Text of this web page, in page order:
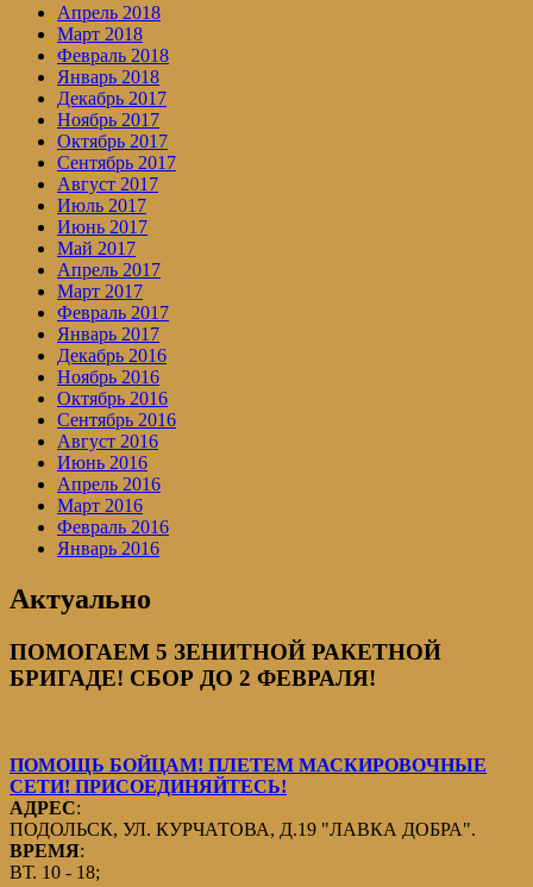
Апрель 2018
Март 2018
Февраль 2018
Январь 2018
Декабрь 2017
Ноябрь 2017
Октябрь 2017
Сентябрь 2017
Август 2017
Июль 2017
Июнь 2017
Май 2017
Апрель 2017
Март 2017
Февраль 2017
Январь 2017
Декабрь 2016
Ноябрь 2016
Октябрь 2016
Сентябрь 2016
Август 2016
Июнь 2016
Апрель 2016
Март 2016
Февраль 2016
Январь 2016
Актуально
ПОМОГАЕМ 5 ЗЕНИТНОЙ РАКЕТНОЙ
БРИГАДЕ! СБОР ДО 2 ФЕВРАЛЯ!
ПОМОЩЬ БОЙЦАМ! ПЛЕТЕМ МАСКИРОВОЧНЫЕ
СЕТИ! ПРИСОЕДИНЯЙТЕСЬ!
АДРЕС:
ПОДОЛЬСК, УЛ. КУРЧАТОВА, Д.19 "ЛАВКА ДОБРА".
ВРЕМЯ:
ВТ. 10 - 18;